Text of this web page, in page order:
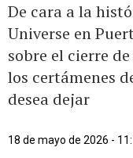
De cara a la
Universe en
sobre el cierre
los certámenes
desea dejar
18 de mayo de 2026 -